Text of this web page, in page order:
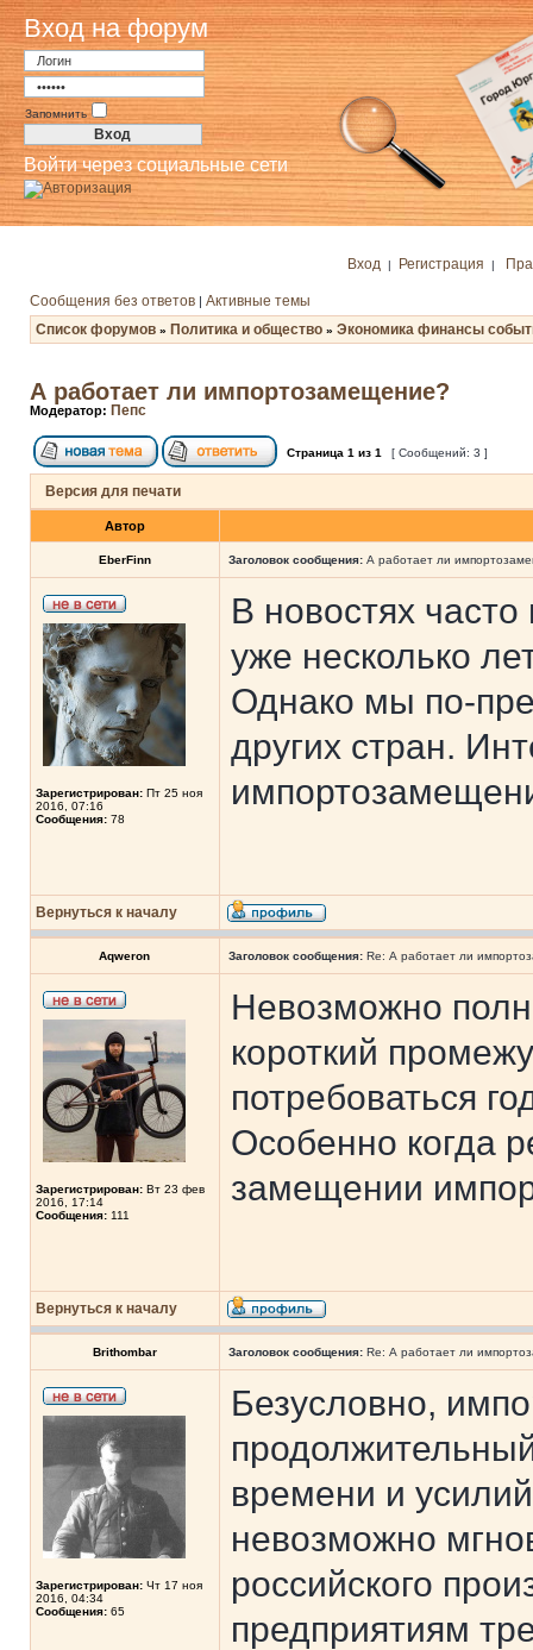
Вход на форум
Запомнить
Войти через социальные сети
Вход | Регистрация |
Сообщения без ответов | Активные темы
Список форумов » Политика и общество » Экономика финансы
А работает ли импортозамещение?
Модератор: Пепс
Страница 1 из 1 [ Сообщений: 3 ]
Версия для печати
Автор
EberFinn Заголовок сообщения: А работает ли
Зарегистрирован: Пт 25 ноя
2016, 07:16
Сообщения: 78
В новостях
уже несколько
Однако мы по-
других стран.
Вернуться к началу
Aqweron Заголовок сообщения: Re: А работает ли
Зарегистрирован: Вт 23 фев
2016, 17:14
Сообщения: 111
Невозможно
короткий
потребоваться
Особенно когда
замещении
Вернуться к началу
Brithombar Заголовок сообщения: Re: А работает ли
Зарегистрирован: Чт 17 ноя
2016, 04:34
Сообщения: 65
Безусловно,
времени и
невозможно
российского
предприятиям